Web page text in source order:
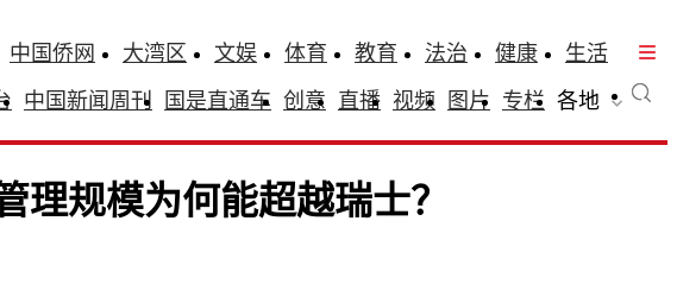
中国侨网 大湾区 文娱 体育 教育 法治 健康
生活
中国新闻周刊 国是直通车 创意 直播 视频 图片 专栏 各地
理规模为何能超越瑞士？